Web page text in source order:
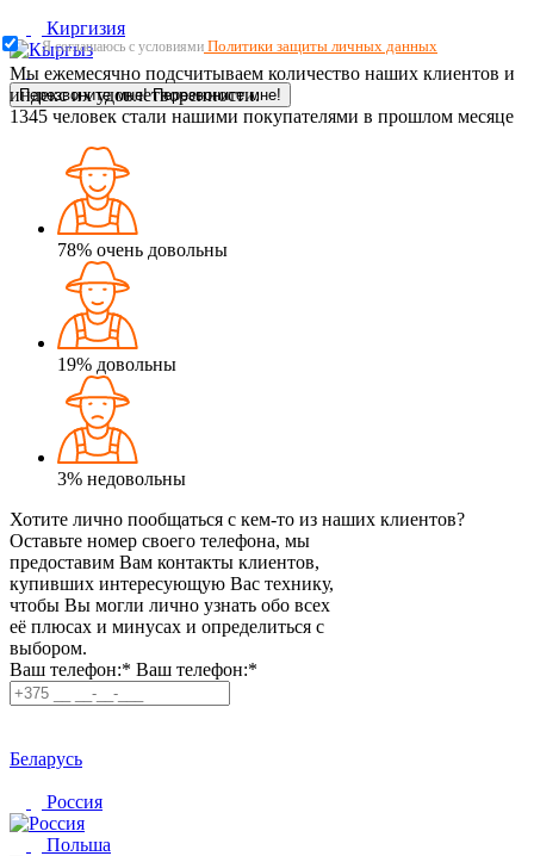
Киргизия
Перезвоните мне! Перезвоните мне!
Я соглашаюсь с условиями Политики защиты личных данных
Мы ежемесячно подсчитываем количество наших клиентов и
индекс их удовлетворенности.
1345 человек стали нашими покупателями в прошлом месяце
78% очень довольны
19% довольны
3% недовольны
Хотите лично пообщаться с кем-то из наших клиентов?
Оставьте номер своего телефона, мы
предоставим Вам контакты клиентов,
купивших интересующую Вас технику,
чтобы Вы могли лично узнать обо всех
её плюсах и минусах и определиться с
выбором.
Ваш телефон:* Ваш телефон:*
Беларусь
Россия
Польша